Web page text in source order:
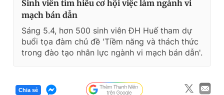
Sinh viên tìm hiểu cơ hội việc làm ngành vi
mạch bán dẫn
Sáng 5.4, hơn 500 sinh viên ĐH Huế tham dự
buổi tọa đàm chủ đề 'Tiềm năng và thách thức
trong đào tạo nhân lực ngành vi mạch bán dẫn'.
Chia sẻ